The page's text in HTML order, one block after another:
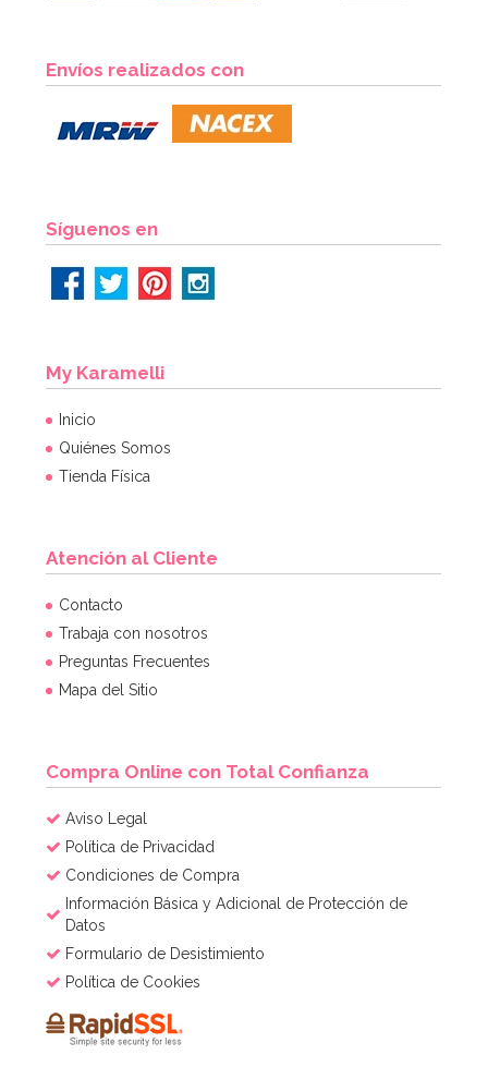
3,95€
Envíos realizados con
Síguenos en
My Karamelli
Inicio
Quiénes Somos
Tienda Física
Atención al Cliente
Contacto
Trabaja con nosotros
Preguntas Frecuentes
Mapa del Sitio
Compra Online con Total Confianza
Aviso Legal
Política de Privacidad
Condiciones de Compra
Información Básica y Adicional de Protección de
Datos
Formulario de Desistimiento
Política de Cookies